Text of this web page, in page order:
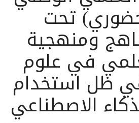
تحت
ومنهجية
في علوم
ظل استخدام
الاصطناعي